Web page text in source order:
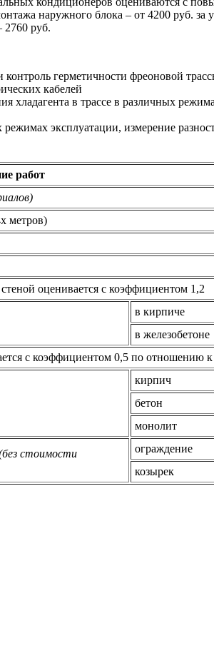
наружного блока – от 4200 руб. за
2760 руб.
герметичности фреоновой
кабелей
хладагента в трассе в различных
эксплуатации, измерение
работ
метров)
оценивается с коэффициентом 1,2
в кирпиче
в железобетоне
с коэффициентом 0,5 по отношению
кирпич
бетон
монолит
стоимости
ограждение
козырек